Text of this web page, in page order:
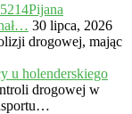
Pijana
30 lipca, 2026
drogowej, mając
u holenderskiego
drogowej w